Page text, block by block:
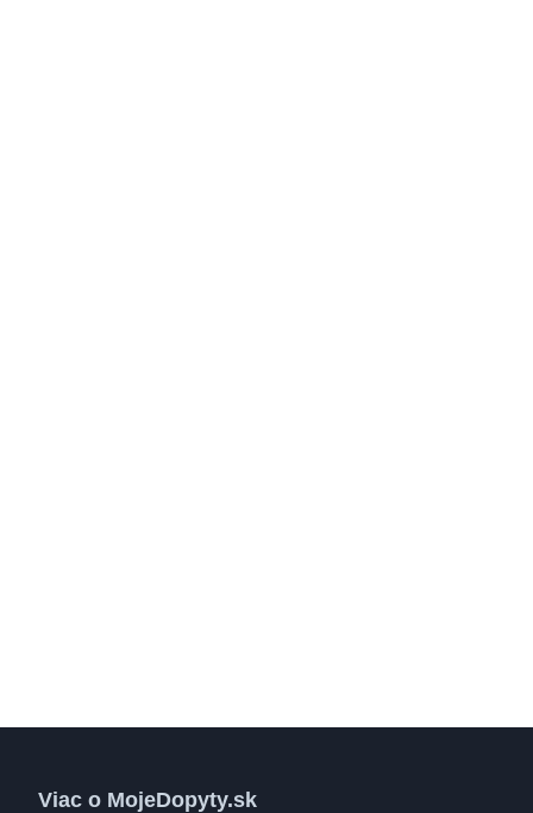
Viac o MojeDopyty.sk